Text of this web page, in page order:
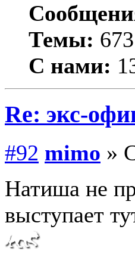
Темы: 673
С нами:
Re: экс-
#92 mimo »
Натиша не
выступает